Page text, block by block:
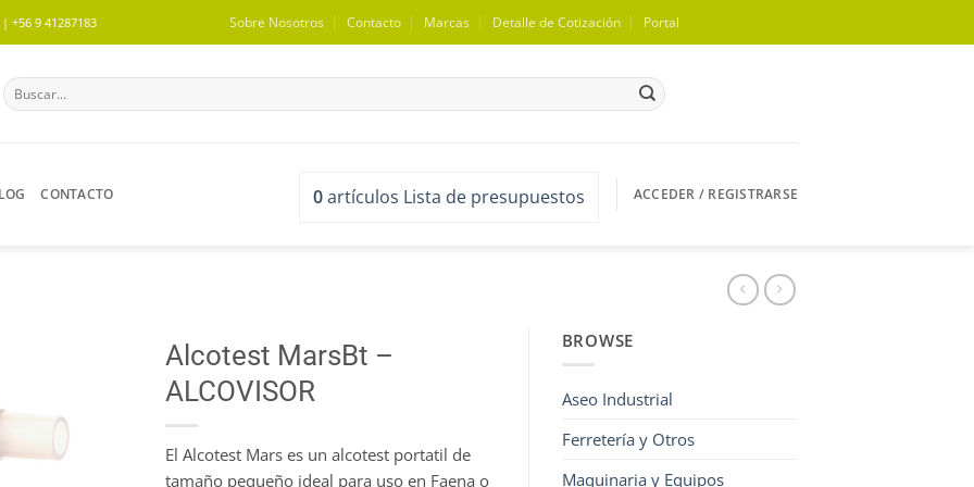
| +56 9 41287183 Sobre Nosotros Contacto Marcas Detalle de Cotización Portal
Buscar
por:
CONTACTO 0artículos Lista de presupuestos ACCEDER / REGISTRARSE
Alcotest MarsBt –
ALCOVISOR
El Alcotest Mars es un alcotest portatil de
tamaño pequeño ideal para uso en Faena o
BROWSE
Aseo Industrial
Ferretería y Otros
Maquinaria y Equipos